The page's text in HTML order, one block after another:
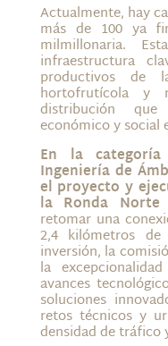
Actualmente, hay
más de 100 ya
milmillonaria.
infraestructura
productivos de
hortofrutícola y
distribución
económico y social
En la
Ingeniería de
el proyecto y
la Ronda Norte
retomar una
2,4 kilómetros
inversión, la
la
avances
soluciones
retos técnicos y
densidad de tráfico